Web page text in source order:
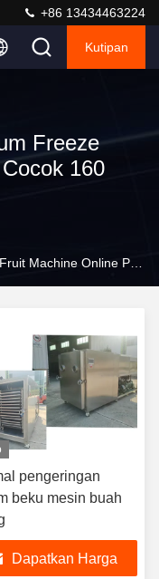
+86 13434463224
Kutipan
Freeze
160
pengeringan
beku mesin buah
Dapatkan Harga